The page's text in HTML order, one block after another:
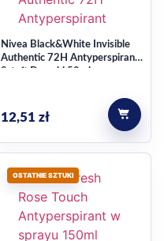
Nivea Black&White Invisible
Authentic 72H Antyperspirant
12,51 zł
OSTATNIE SZTUKI